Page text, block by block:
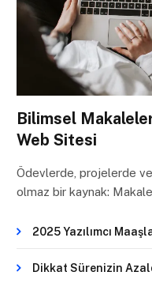
Bilimsel
Web Sitesi
Ödevlerde, projelerde
olmaz bir kaynak:
2025 Yazılımcı
Dikkat Sürenizin